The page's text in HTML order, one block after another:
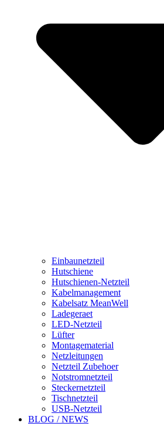
Einbaunetzteil
Hutschiene
Hutschienen-Netzteil
Kabelmanagement
Kabelsatz MeanWell
Ladegeraet
LED-Netzteil
Lüfter
Montagematerial
Netzleitungen
Netzteil Zubehoer
Notstromnetzteil
Steckernetzteil
Tischnetzteil
USB-Netzteil
BLOG / NEWS